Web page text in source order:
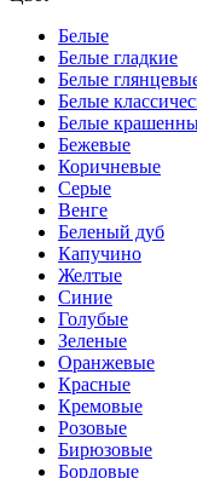
Белые
Белые гладкие
Белые
Белые
Белые
Бежевые
Коричневые
Серые
Венге
Беленый дуб
Капучино
Желтые
Синие
Голубые
Зеленые
Оранжевые
Красные
Кремовые
Розовые
Бирюзовые
Бордовые